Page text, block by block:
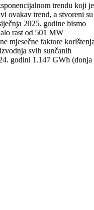
trendu koji je
ovakav trend, a stvoreni su
2025. godine bismo
rast od 501 MW
mjesečne faktore
svih sunčanih
godini 1.147 GWh (donja